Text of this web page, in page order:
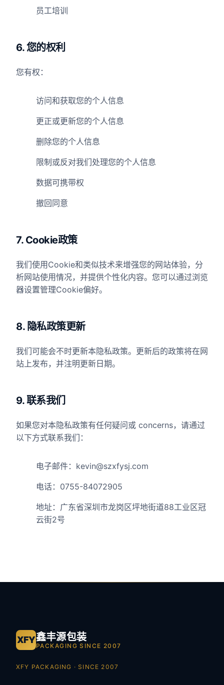
员工培训
6. 您的权利
您有权：
访问和获取您的个人信息
更正或更新您的个人信息
删除您的个人信息
限制或反对我们处理您的个人信息
数据可携带权
撤回同意
7. Cookie政策
我们使用Cookie和类似技术来增强您的网站体验，分
析网站使用情况，并提供个性化内容。您可以通过浏览
器设置管理Cookie偏好。
8. 隐私政策更新
我们可能会不时更新本隐私政策。更新后的政策将在网
站上发布，并注明更新日期。
9. 联系我们
如果您对本隐私政策有任何疑问或 concerns，请通过
以下方式联系我们：
电子邮件：kevin@szxfysj.com
电话：0755-84072905
地址：广东省深圳市龙岗区坪地街道88工业区冠
云街2号
XFY鑫丰源包装
PACKAGING SINCE 2007
XFY PACKAGING · SINCE 2007